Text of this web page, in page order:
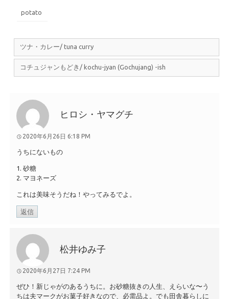
potato
ツナ・カレー/ tuna curry
コチュジャンもどき/ kochu-jyan (Gochujang) -ish
ヒロシ・ヤマグチ
2020年6月26日 6:18 PM
うちにないもの
1. 砂糖
2. マヨネーズ
これは美味そうだね！やってみるでよ。
返信
松井ゆみ子
2020年6月27日 7:24 PM
ぜひ！新じゃがのあるうちに。お砂糖抜きの人生、えらいな〜う
ちは夫マークがお菓子好きなので、必需品よ。でも田舎暮らしに